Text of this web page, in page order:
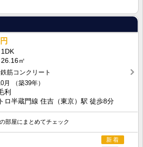
1DK
26.16㎡
鉄筋コンクリート
月
（築39年）
利
ロ半蔵門線 住吉（東京）駅 徒歩8分
部屋にまとめてチェック
新着